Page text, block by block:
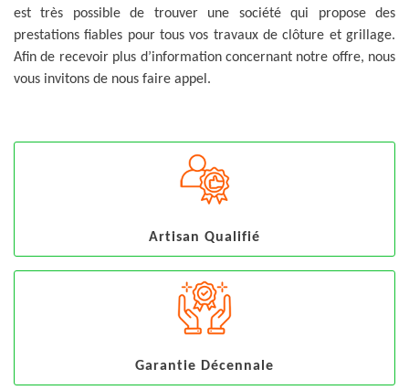
est très possible de trouver une société qui propose des
prestations fiables pour tous vos travaux de clôture et grillage.
Afin de recevoir plus d’information concernant notre offre, nous
vous invitons de nous faire appel.
Artisan Qualifié
Garantie Décennale